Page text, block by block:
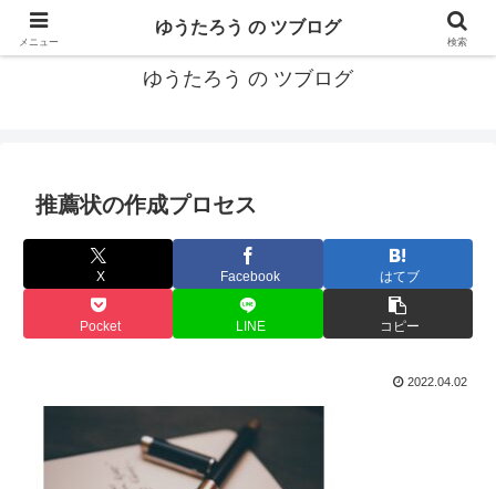
カリフォルニアMBA卒40代がMBA・キャリアとEコマースについて発信
ゆうたろう の ツブログ
推薦状の作成プロセス
X Facebook はてブ
Pocket LINE コピー
2022.04.02
メニュー
ゆうたろう の ツブログ
検索